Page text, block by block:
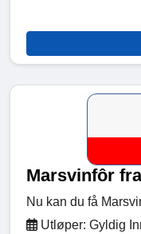
Marsvinfôr
Nu kan du få
Utløper: Gyldig